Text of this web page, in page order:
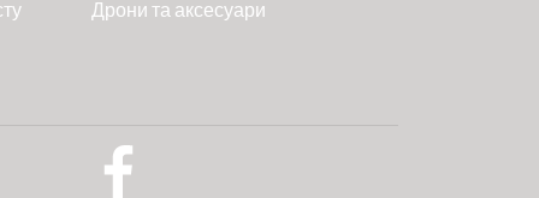
Дрони та аксесуари